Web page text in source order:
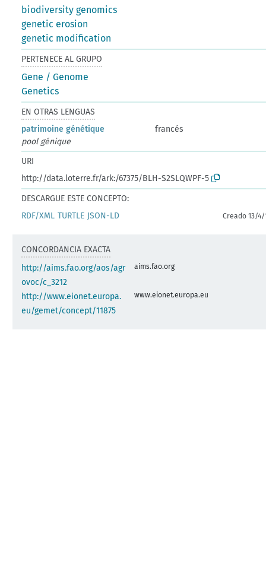
biodiversity genomics
genetic erosion
genetic modification
PERTENECE AL GRUPO
Gene / Genome
Genetics
EN OTRAS LENGUAS
patrimoine génétique
francés
pool génique
URI
http://data.loterre.fr/ark:/67375/BLH-S2SLQWPF-5
DESCARGUE ESTE CONCEPTO:
RDF/XML TURTLE JSON-LD Creado 13/4/
CONCORDANCIA EXACTA
http://aims.fao.org/aos/agr
ovoc/c_3212
aims.fao.org
http://www.eionet.europa.
eu/gemet/concept/11875
www.eionet.europa.eu